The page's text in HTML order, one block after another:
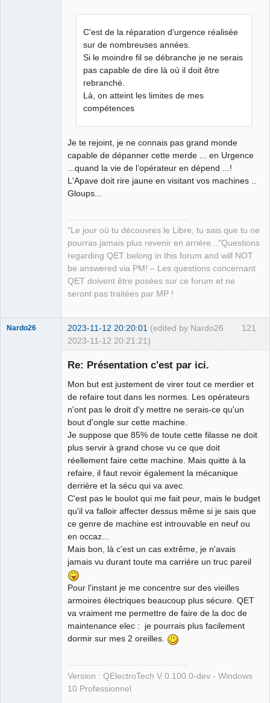
C'est de la réparation d'urgence réalisée
sur de nombreuses années.
Si le moindre fil se débranche je ne serais
pas capable de dire là où il doit être
rebranché.
Là, on atteint les limites de mes
compétences
Je te rejoint, je ne connais pas grand monde
capable de dépanner cette merde ... en Urgence
...quand la vie de l’opérateur en dépend ...!
L'Apave doit rire jaune en visitant vos machines ..
Gloups...
"Le jour où tu découvres le Libre, tu sais que tu ne
pourras jamais plus revenir en arrière..."Questions
regarding QET belong in this forum and will NOT
be answered via PM! – Les questions concernant
QET doivent être posées sur ce forum et ne
seront pas traitées par MP !
121
Nardo26 2023-11-12 20:20:01 (edited by Nardo26
2023-11-12 20:21:21)
Re: Présentation c'est par ici.
Mon but est justement de virer tout ce merdier et
de refaire tout dans les normes. Les opérateurs
n'ont pas le droit d'y mettre ne serais-ce qu'un
bout d'ongle sur cette machine.
Je suppose que 85% de toute cette filasse ne doit
plus servir à grand chose vu ce que doit
réellement faire cette machine. Mais quitte à la
refaire, il faut revoir également la mécanique
derrière et la sécu qui va avec.
C'est pas le boulot qui me fait peur, mais le budget
qu'il va falloir affecter dessus même si je sais que
ce genre de machine est introuvable en neuf ou
en occaz...
Mais bon, là c'est un cas extrême, je n'avais
jamais vu durant toute ma carrière un truc pareil
Pour l'instant je me concentre sur des vieilles
armoires électriques beaucoup plus sécure. QET
va vraiment me permettre de faire de la doc de
maintenance elec : je pourrais plus facilement
dormir sur mes 2 oreilles.
Version : QElectroTech V 0.100.0-dev - Windows
10 Professionnel